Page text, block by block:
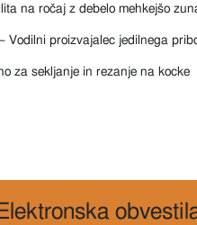
na ročaj z debelo mehkejšo
Vodilni proizvajalec jedilnega
za sekljanje in rezanje na kocke
Elektronska